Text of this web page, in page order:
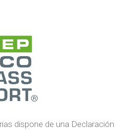
dispone de una Declaración